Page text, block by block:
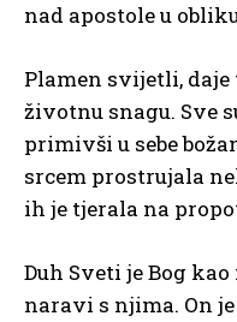
nad apostole u
Plamen svijetli,
životnu snagu. Sve
primivši u sebe
srcem prostrujala
ih je tjerala na
Duh Sveti je Bog
naravi s njima. On